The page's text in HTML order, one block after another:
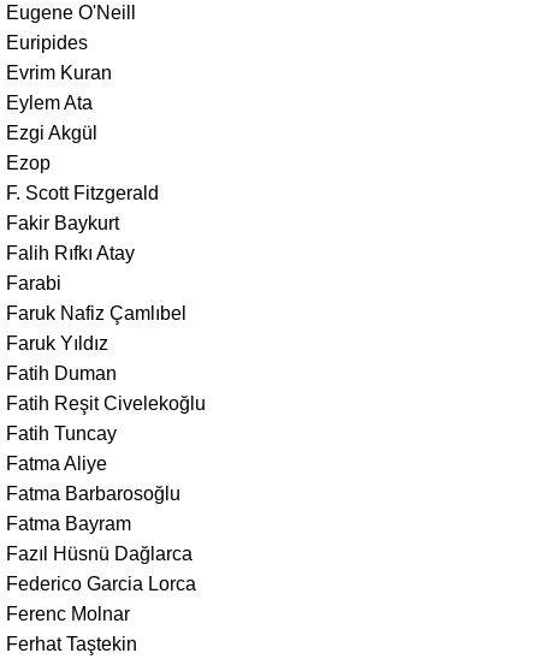
Eugene O'Neill
Euripides
Evrim Kuran
Eylem Ata
Ezgi Akgül
Ezop
F. Scott Fitzgerald
Fakir Baykurt
Falih Rıfkı Atay
Farabi
Faruk Nafiz Çamlıbel
Faruk Yıldız
Fatih Duman
Fatih Reşit Civelekoğlu
Fatih Tuncay
Fatma Aliye
Fatma Barbarosoğlu
Fatma Bayram
Fazıl Hüsnü Dağlarca
Federico Garcia Lorca
Ferenc Molnar
Ferhat Taştekin